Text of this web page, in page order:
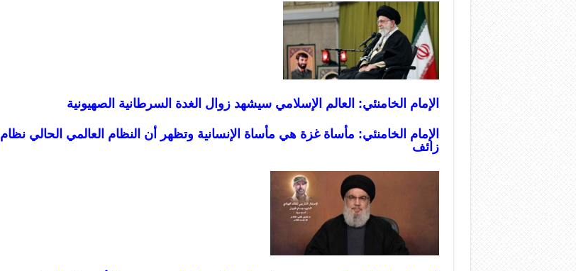
الإمام الخامنئي: العالم الإسلامي سيشهد زوال الغدة السرطانية الصهيونية
الإمام الخامنئي: مأساة غزة هي مأساة الإنسانية وتظهر أن النظام العالمي الحالي نظام
زائف